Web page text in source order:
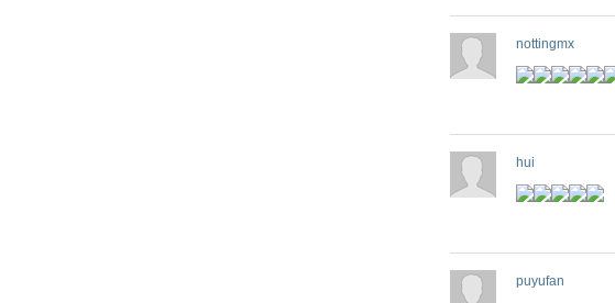
nottingmx
hui
puyufan